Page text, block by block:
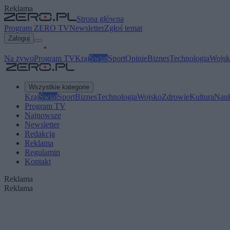
Reklama
Strona główna
Program ZERO TVNewsletterZgłoś temat
Zaloguj
Na żywoProgram TVKrajŚwiatSportOpinieBiznesTechnologia
Wszystkie kategorie
KrajŚwiatSportBiznesTechnologiaWojskoZdrowieKultura
Program TV
Najnowsze
Newsletter
Redakcja
Reklama
Regulamin
Kontakt
Reklama
Reklama